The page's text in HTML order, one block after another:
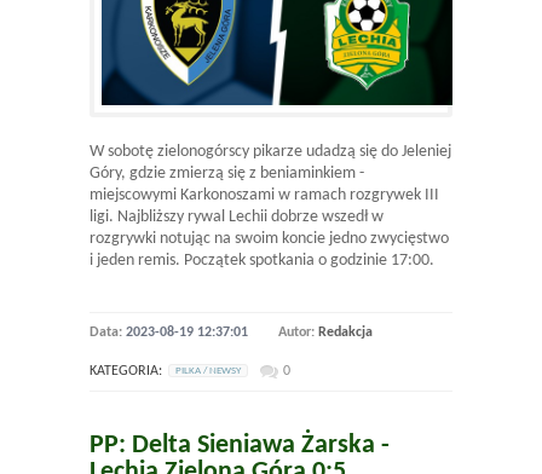
W sobotę zielonogórscy pikarze udadzą się do Jeleniej
Góry, gdzie zmierzą się z beniaminkiem -
miejscowymi Karkonoszami w ramach rozgrywek III
ligi. Najbliższy rywal Lechii dobrze wszedł w
rozgrywki notując na swoim koncie jedno zwycięstwo
i jeden remis. Początek spotkania o godzinie 17:00.
Data: 2023-08-19 12:37:01 Autor: Redakcja
KATEGORIA: PILKA / NEWSY 0
PP: Delta Sieniawa Żarska -